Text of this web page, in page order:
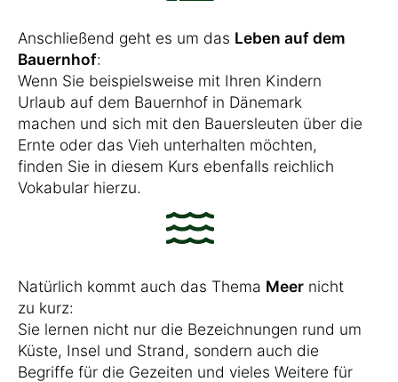
Anschließend geht es um das Leben auf dem
Bauernhof:
Wenn Sie beispielsweise mit Ihren Kindern
Urlaub auf dem Bauernhof in Dänemark
machen und sich mit den Bauersleuten über die
Ernte oder das Vieh unterhalten möchten,
finden Sie in diesem Kurs ebenfalls reichlich
Vokabular hierzu.
Natürlich kommt auch das Thema Meer nicht
zu kurz:
Sie lernen nicht nur die Bezeichnungen rund um
Küste, Insel und Strand, sondern auch die
Begriffe für die Gezeiten und vieles Weitere für